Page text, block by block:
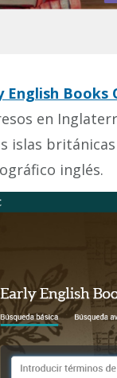
English Books
en
islas
inglés.